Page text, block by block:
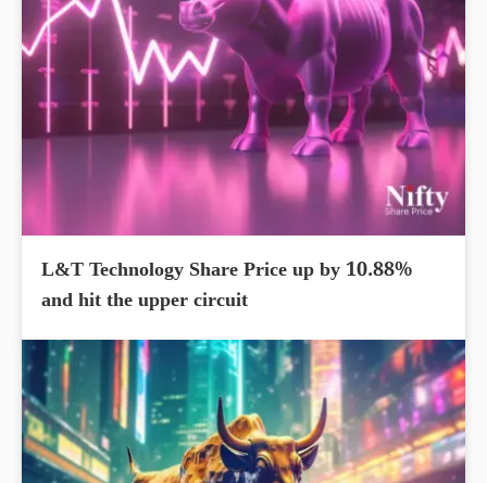
L&T Technology Share Price up by 10.88%
and hit the upper circuit